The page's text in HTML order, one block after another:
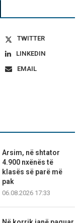
TWITTER
LINKEDIN
EMAIL
Arsim, në shtator
4.900 nxënës të
klasës së parë më
pak
06.08.2026 17:33